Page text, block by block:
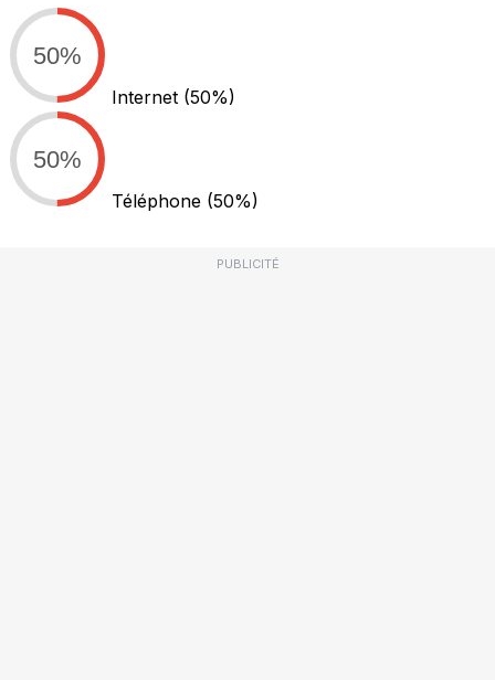
50%
Internet (50%)
50%
Téléphone (50%)
PUBLICITÉ